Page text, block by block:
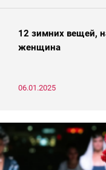
12 зимних вещей,
женщина
06.01.2025